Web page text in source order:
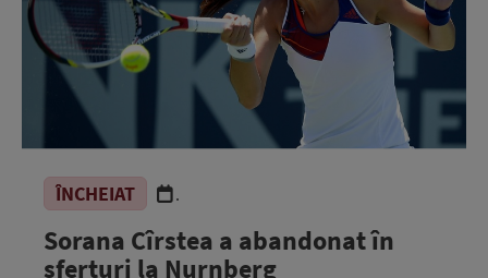
ÎNCHEIAT .
Sorana Cîrstea a abandonat în
sferturi la Nurnberg